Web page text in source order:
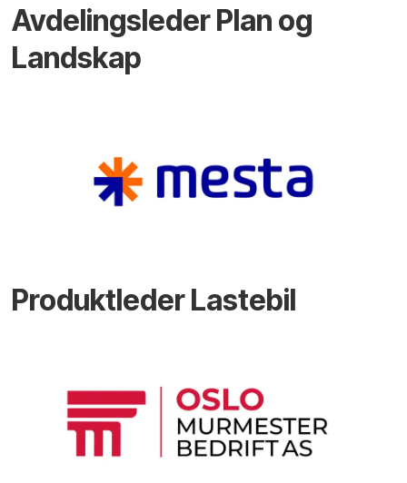
Avdelingsleder Plan og
Landskap
Produktleder Lastebil